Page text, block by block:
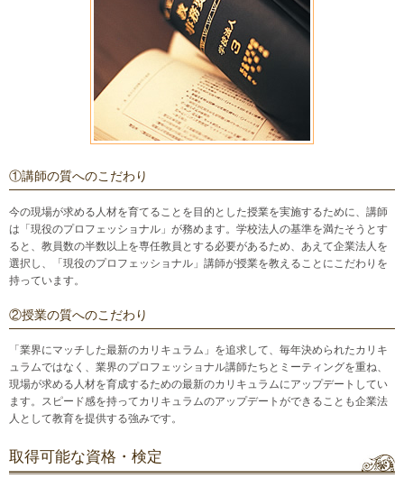
①講師の質へのこだわり
今の現場が求める人材を育てることを目的とした授業を実施するために、講師
は「現役のプロフェッショナル」が務めます。学校法人の基準を満たそうとす
ると、教員数の半数以上を専任教員とする必要があるため、あえて企業法人を
選択し、「現役のプロフェッショナル」講師が授業を教えることにこだわりを
持っています。
②授業の質へのこだわり
「業界にマッチした最新のカリキュラム」を追求して、毎年決められたカリキ
ュラムではなく、業界のプロフェッショナル講師たちとミーティングを重ね、
現場が求める人材を育成するための最新のカリキュラムにアップデートしてい
ます。スピード感を持ってカリキュラムのアップデートができることも企業法
人として教育を提供する強みです。
取得可能な資格・検定